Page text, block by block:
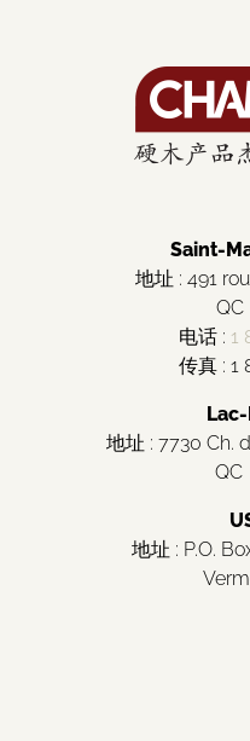
Saint-
地址 : 491
QC
电话 : 1
传真 : 1
地址 : 7730 Ch.
QC
地址 : P.O.